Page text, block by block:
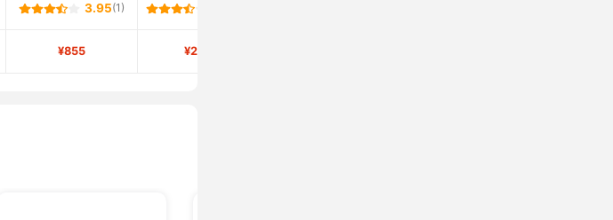
3.95(1)
¥855 ¥2,749